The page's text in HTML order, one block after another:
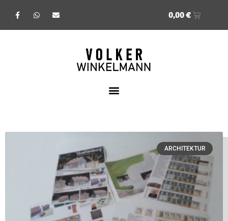
0,00€
ARCHITEKTUR